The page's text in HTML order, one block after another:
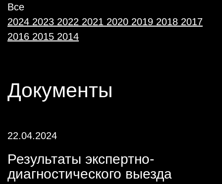
Все
2024 2023 2022 2021 2020 2019 2018 2017
2016 2015 2014
Документы
22.04.2024
Результаты экспертно-
диагностического выезда